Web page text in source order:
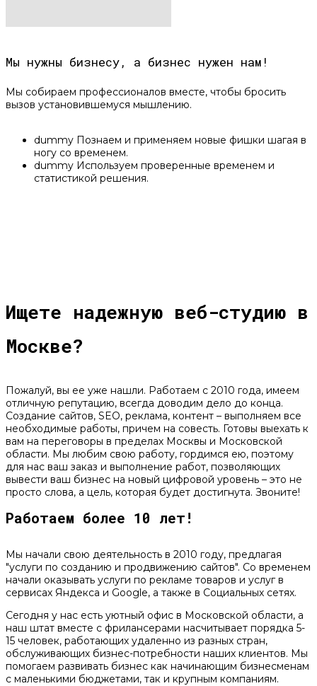
Мы нужны бизнесу, а бизнес нужен нам!
Мы собираем профессионалов вместе, чтобы бросить
вызов установившемуся мышлению.
dummy Познаем и применяем новые фишки шагая в
ногу со временем.
dummy Используем проверенные временем и
статистикой решения.
Ищете надежную веб-студию в
Москве?
Пожалуй, вы ее уже нашли. Работаем с 2010 года, имеем
отличную репутацию, всегда доводим дело до конца.
Создание сайтов, SEO, реклама, контент – выполняем все
необходимые работы, причем на совесть. Готовы выехать к
вам на переговоры в пределах Москвы и Московской
области. Мы любим свою работу, гордимся ею, поэтому
для нас ваш заказ и выполнение работ, позволяющих
вывести ваш бизнес на новый цифровой уровень – это не
просто слова, а цель, которая будет достигнута. Звоните!
Работаем более 10 лет!
Мы начали свою деятельность в 2010 году, предлагая
"услуги по созданию и продвижению сайтов". Со временем
начали оказывать услуги по рекламе товаров и услуг в
сервисах Яндекса и Google, а также в Социальных сетях.
Сегодня у нас есть уютный офис в Московской области, а
наш штат вместе с фрилансерами насчитывает порядка 5-
15 человек, работающих удаленно из разных стран,
обслуживающих бизнес-потребности наших клиентов. Мы
помогаем развивать бизнес как начинающим бизнесменам
с маленькими бюджетами, так и крупным компаниям.